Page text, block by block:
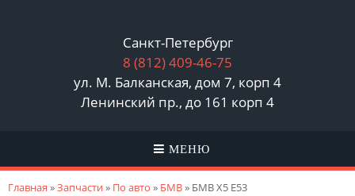
Санкт-Петербург
8 (812)409-46-75
ул. М. Балканская, дом 7, корп 4
Ленинский пр., до 161 корп 4
МЕНЮ
Вы здесь
Главная »Запчасти» По авто » БМВ» БМВ Х5 Е53